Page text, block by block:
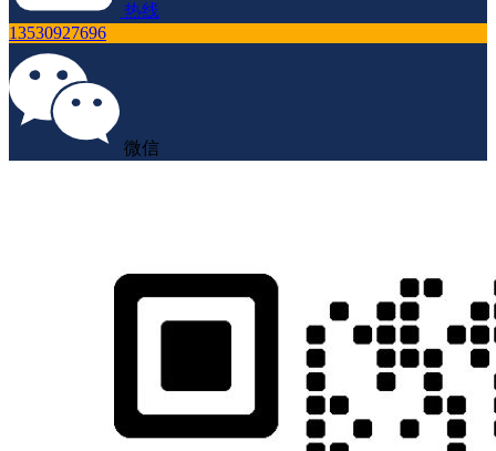
热线
13530927696
微信